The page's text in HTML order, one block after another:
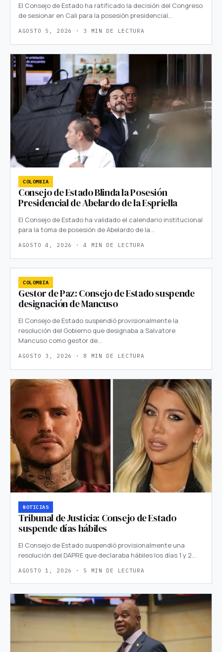
El Consejo de Estado ha ratificado la decisión del Congreso
de sesionar en Cali para la posesión presidencial…
AGOSTO 5, 2026 · 3 MIN DE LECTURA
COLOMBIA
Consejo de Estado Blinda la Posesión
Presidencial de Abelardo de la Espriella
El Consejo de Estado ha validado el calendario institucional
para la toma de posesión de Abelardo de la…
AGOSTO 4, 2026 · 4 MIN DE LECTURA
COLOMBIA
Gestor de Paz: Consejo de Estado suspende
designación de Mancuso
El Consejo de Estado suspendió provisionalmente la
resolución del Gobierno que designaba a Salvatore
Mancuso como gestor de…
AGOSTO 3, 2026 · 8 MIN DE LECTURA
NOTICIAS
Tribunal de Justicia: Consejo de Estado
suspende días hábiles
El Consejo de Estado suspendió provisionalmente una
resolución del DAPRE que declaraba hábiles los días 1 y 2…
AGOSTO 1, 2026 · 5 MIN DE LECTURA